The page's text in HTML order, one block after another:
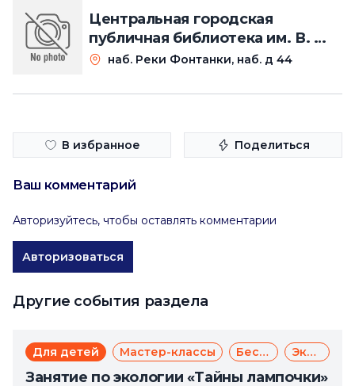
Центральная городская
публичная библиотека им. В. В.
Маяковского. Главное здание
наб. Реки Фонтанки, наб. д 44
В избранное Поделиться
Ваш комментарий
Авторизуйтесь, чтобы оставлять комментарии
Авторизоваться
Другие события раздела
Для детей Мастер-классы Бесплатно Экология
Занятие по экологии «Тайны лампочки»